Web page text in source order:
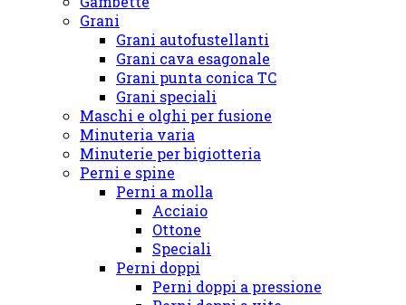
Grani
Grani autofustellanti
Grani cava esagonale
Grani punta conica TC
Grani speciali
Maschi e olghi per fusione
Minuteria varia
Minuterie per bigiotteria
Perni e spine
Perni a molla
Acciaio
Ottone
Speciali
Perni doppi
Perni doppi a pressione